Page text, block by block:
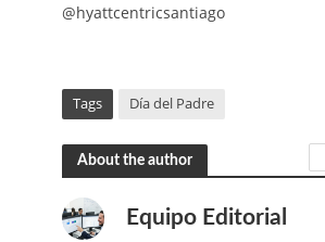
@hyattcentricsantiago
Tags Día del Padre
About the author
Equipo Editorial